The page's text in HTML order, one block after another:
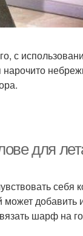
с
нарочито
для
может
шарф на